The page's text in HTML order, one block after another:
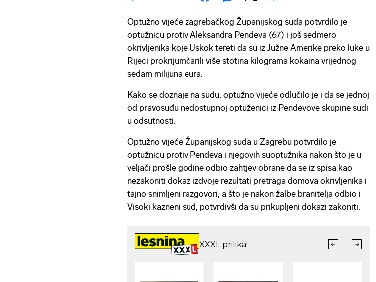
Optužno vijeće zagrebačkog Županijskog suda potvrdilo je
optužnicu protiv Aleksandra Pendeva (67) i još sedmero
okrivljenika koje Uskok tereti da su iz Južne Amerike preko luke u
Rijeci prokrijumčarili više stotina kilograma kokaina vrijednog
sedam milijuna eura.
Kako se doznaje na sudu, optužno vijeće odlučilo je i da se jednoj
od pravosuđu nedostupnoj optuženici iz Pendevove skupine sudi
u odsutnosti.
Optužno vijeće Županijskog suda u Zagrebu potvrdilo je
optužnicu protiv Pendeva i njegovih suoptužnika nakon što je u
veljači prošle godine odbio zahtjev obrane da se iz spisa kao
nezakoniti dokaz izdvoje rezultati pretraga domova okrivljenika i
tajno snimljeni razgovori, a što je nakon žalbe branitelja odbio i
Visoki kazneni sud, potvrdivši da su prikupljeni dokazi zakoniti.